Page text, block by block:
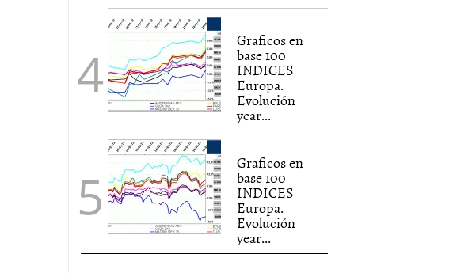
Graficos en
base 100
INDICES
Europa.
Evolución
year...
Graficos en
base 100
INDICES
Europa.
Evolución
year...